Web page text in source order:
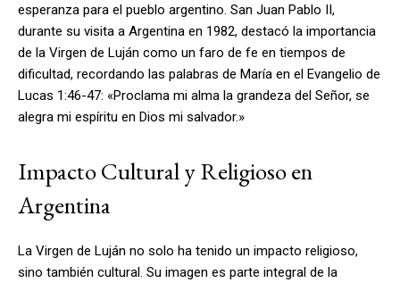
esperanza para el pueblo argentino. San Juan Pablo II,
durante su visita a Argentina en 1982, destacó la importancia
de la Virgen de Luján como un faro de fe en tiempos de
dificultad, recordando las palabras de María en el Evangelio de
Lucas 1:46-47: «Proclama mi alma la grandeza del Señor, se
alegra mi espíritu en Dios mi salvador.»
Impacto Cultural y Religioso en
Argentina
La Virgen de Luján no solo ha tenido un impacto religioso,
sino también cultural. Su imagen es parte integral de la